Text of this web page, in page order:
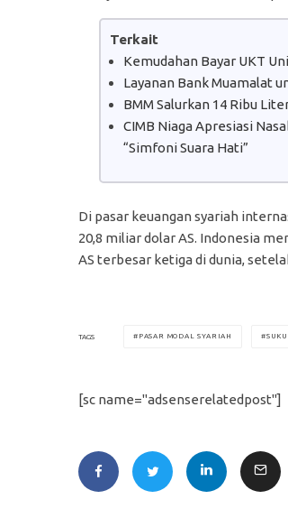
Terkait
Kemudahan Bayar UKT
Layanan Bank Muamalat
BMM Salurkan 14 Ribu
CIMB Niaga Apresiasi
“Simfoni Suara Hati”
Di pasar keuangan syariah
20,8 miliar dolar AS. Indonesia
AS terbesar ketiga di dunia,
TAGS PASAR MODAL SYARIAH
[sc name="adsenserelatedpost"]